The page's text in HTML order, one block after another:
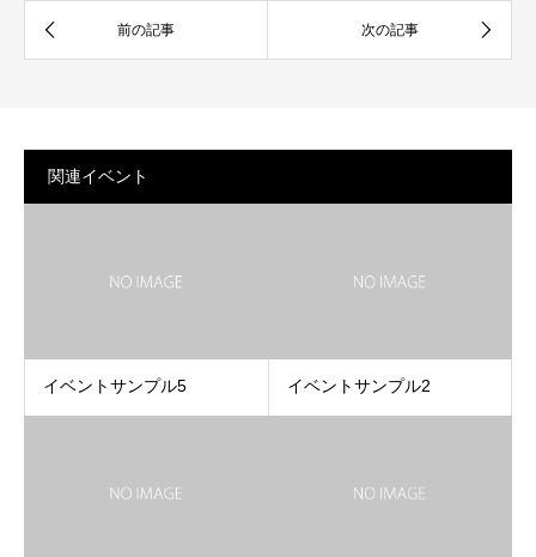
関連イベント
イベントサンプル5 イベントサンプル2